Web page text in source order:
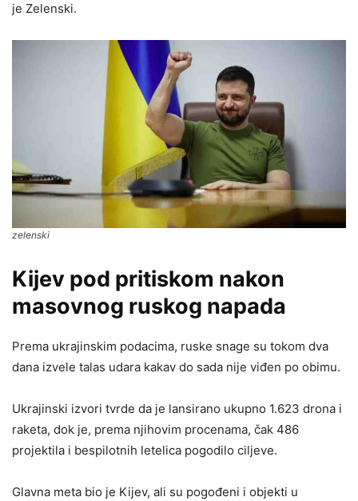
je Zelenski.
zelenski
Kijev pod pritiskom nakon
masovnog ruskog napada
Prema ukrajinskim podacima, ruske snage su tokom dva
dana izvele talas udara kakav do sada nije viđen po obimu.
Ukrajinski izvori tvrde da je lansirano ukupno 1.623 drona i
raketa, dok je, prema njihovim procenama, čak 486
projektila i bespilotnih letelica pogodilo ciljeve.
Glavna meta bio je Kijev, ali su pogođeni i objekti u